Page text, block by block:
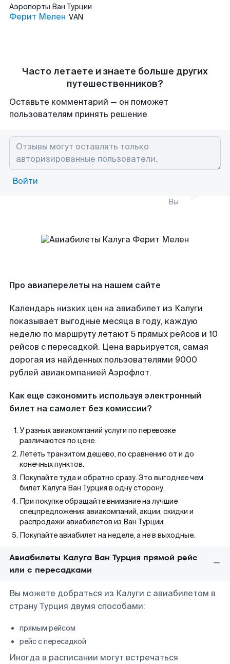
Аэропорты Ван Турции
Ферит Мелен VAN
Часто летаете и знаете больше других
путешественников?
Оставьте комментарий — он поможет
пользователям принять решение
Войти
Вы
Про авиаперелеты на нашем сайте
Календарь низких цен на авиабилет из Калуги
показывает выгодные месяца в году, каждую
неделю по маршруту летают 5 прямых рейсов и 10
рейсов с пересадкой. Цена варьируется, самая
дорогая из найденных пользователями 9000
рублей авиакомпанией Аэрофлот.
Как еще сэкономить используя электронный
билет на самолет без комиссии?
У разных авиакомпаний услуги по перевозке
различаются по цене.
Лететь транзитом дешево, по сравнению от и до
конечных пунктов.
Покупайте туда и обратно сразу. Это выгоднее чем
билет Калуга Ван Турция в одну сторону.
При покупке обращайте внимание на лучшие
спецпредложения авиакомпаний, акции, скидки и
распродажи авиабилетов из Ван Турции.
Покупайте авиабилет на неделе, а не в выходные.
Авиабилеты Калуга Ван Турция прямой рейс
или с пересадками
Вы можете добраться из Калуги с авиабилетом в
страну Турция двумя способами:
прямым рейсом
рейс с пересадкой
Иногда в расписании могут встречаться